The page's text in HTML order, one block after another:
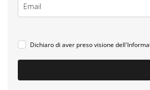
Dichiaro di aver preso visione